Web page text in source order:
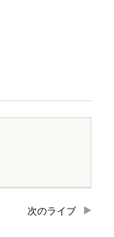
次のライブ